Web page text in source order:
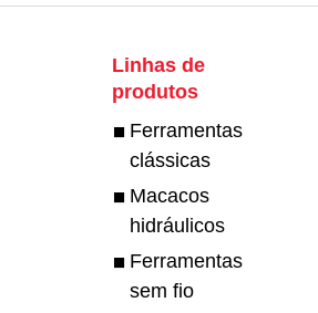
Linhas de
produtos
Ferramentas
clássicas
Macacos
hidráulicos
Ferramentas
sem fio